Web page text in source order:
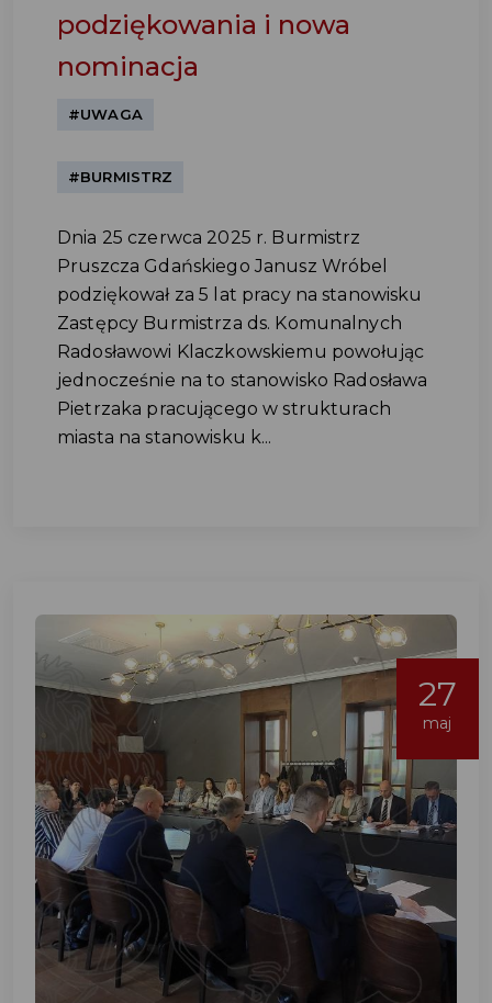
podziękowania i nowa
nominacja
#UWAGA
#BURMISTRZ
Dnia 25 czerwca 2025 r. Burmistrz
Pruszcza Gdańskiego Janusz Wróbel
podziękował za 5 lat pracy na stanowisku
Zastępcy Burmistrza ds. Komunalnych
Radosławowi Klaczkowskiemu powołując
jednocześnie na to stanowisko Radosława
Pietrzaka pracującego w strukturach
miasta na stanowisku k...
27
maj